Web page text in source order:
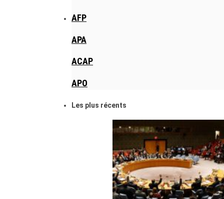
AFP
APA
ACAP
APO
Les plus récents